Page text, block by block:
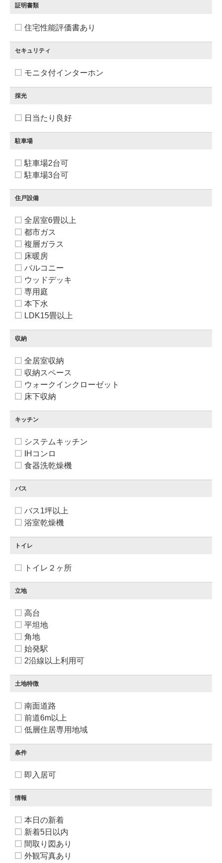
証明書類
住宅性能評価書あり
セキュリティ
モニタ付インターホン
採光
日当たり良好
駐車場
駐車場2台可
駐車場3台可
住戸設備
全居室6畳以上
都市ガス
複層ガラス
床暖房
バルコニー
ウッドデッキ
専用庭
本下水
LDK15畳以上
収納
全居室収納
収納スペース
ウォークインクローゼット
床下収納
キッチン
システムキッチン
IHコンロ
食器洗乾燥機
バス
バス1坪以上
浴室乾燥機
トイレ
トイレ２ヶ所
立地
高台
平坦地
角地
始発駅
2沿線以上利用可
土地特徴
南面道路
前道6m以上
低層住居専用地域
条件
即入居可
情報
本日の新着
新着5日以内
間取り図あり
外観写真あり